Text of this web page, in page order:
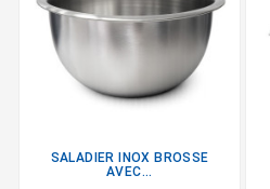
SALADIER INOX BROSSE
AVEC...